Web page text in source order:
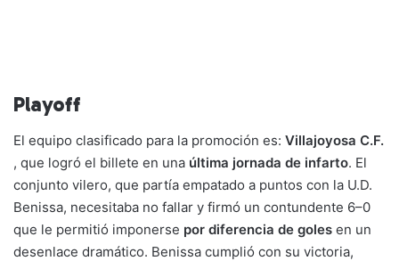
Playoff
El equipo clasificado para la promoción es: Villajoyosa C.F.
, que logró el billete en una última jornada de infarto. El
conjunto vilero, que partía empatado a puntos con la U.D.
Benissa, necesitaba no fallar y firmó un contundente 6–0
que le permitió imponerse por diferencia de goles en un
desenlace dramático. Benissa cumplió con su victoria,